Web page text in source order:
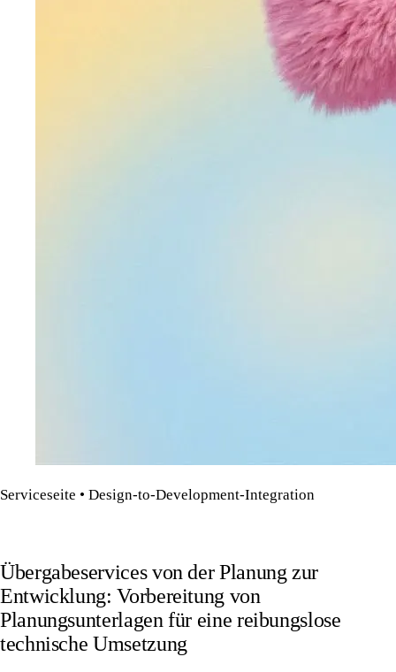
Serviceseite • Design-to-Development-Integration
Übergabeservices von der Planung zur
Entwicklung: Vorbereitung von
Planungsunterlagen für eine reibungslose
technische Umsetzung